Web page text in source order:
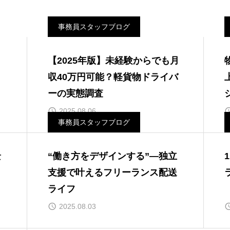
事務員スタッフブログ
【2025年版】未経験からでも月
収40万円可能？軽貨物ドライバ
ーの実態調査
2025.08.06
事務員スタッフブログ
“働き方をデザインする”―独立
支援で叶えるフリーランス配送
ライフ
2025.08.03